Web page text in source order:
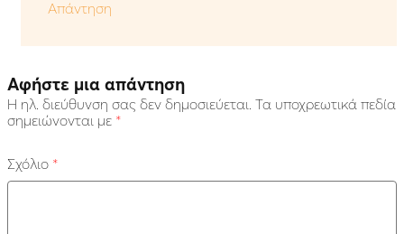
Απάντηση
Αφήστε μια απάντηση
Η ηλ. διεύθυνση σας δεν δημοσιεύεται. Τα υποχρεωτικά πεδία
σημειώνονται με *
Σχόλιο *